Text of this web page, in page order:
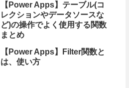
【Power Apps】テーブル(コ
レクションやデータソースな
ど)の操作でよく使用する関数
まとめ
【Power Apps】Filter関数と
は、使い方